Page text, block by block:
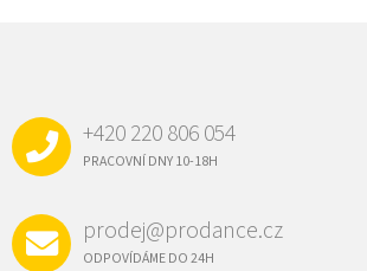
+420 220 806 054
PRACOVNÍ DNY 10-18H
prodej@prodance.cz
ODPOVÍDÁME DO 24H